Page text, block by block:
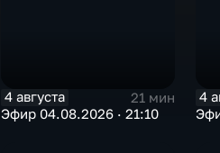
4 августа
21 мин
Эфир 04.08.2026 · 21:10
4